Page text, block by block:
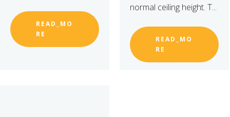
READ_MO
RE
normal ceiling height. T...
READ_MO
RE